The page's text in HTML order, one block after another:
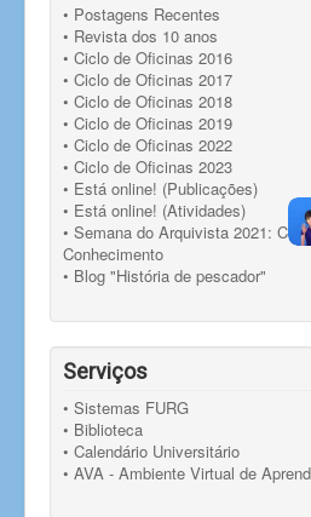
• Postagens Recentes
• Revista dos 10 anos
• Ciclo de Oficinas 2016
• Ciclo de Oficinas 2017
• Ciclo de Oficinas 2018
• Ciclo de Oficinas 2019
• Ciclo de Oficinas 2022
• Ciclo de Oficinas 2023
• Está online! (Publicações)
• Está online! (Atividades)
• Semana do Arquivista 2021:
Conhecimento
• Blog "História de pescador"
Serviços
• Sistemas FURG
• Biblioteca
• Calendário Universitário
• AVA - Ambiente Virtual de